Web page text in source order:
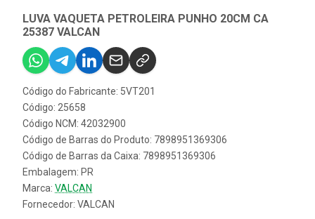
LUVA VAQUETA PETROLEIRA PUNHO 20CM CA
25387 VALCAN
Código do Fabricante: 5VT201
Código: 25658
Código NCM: 42032900
Código de Barras do Produto: 7898951369306
Código de Barras da Caixa: 7898951369306
Embalagem: PR
Marca: VALCAN
Fornecedor: VALCAN